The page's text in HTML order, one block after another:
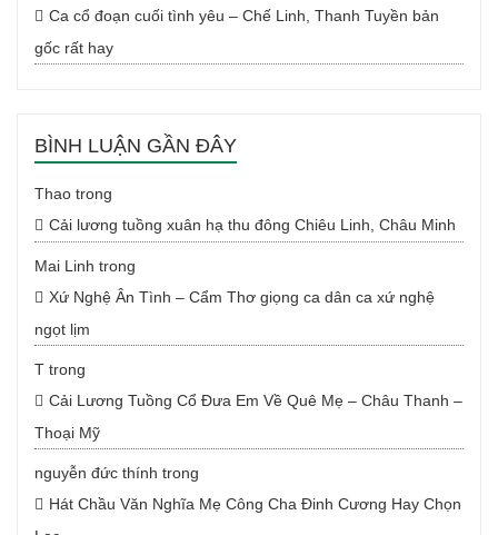
Ca cổ đoạn cuối tình yêu – Chế Linh, Thanh Tuyền bản
gốc rất hay
BÌNH LUẬN GẦN ĐÂY
Thao trong
Cải lương tuồng xuân hạ thu đông Chiêu Linh, Châu Minh
Mai Linh trong
Xứ Nghệ Ân Tình – Cẩm Thơ giọng ca dân ca xứ nghệ
ngọt lịm
T trong
Cải Lương Tuồng Cổ Đưa Em Về Quê Mẹ – Châu Thanh –
Thoại Mỹ
nguyễn đức thính trong
Hát Chầu Văn Nghĩa Mẹ Công Cha Đinh Cương Hay Chọn